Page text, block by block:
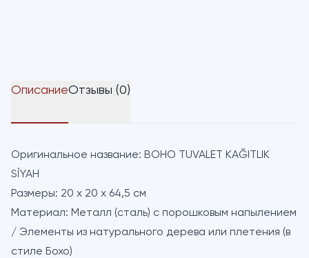
ОписаниеОтзывы (0)
Оригинальное название: BOHO TUVALET KAĞITLIK
SİYAH
Размеры: 20 x 20 x 64,5 см
Материал: Металл (сталь) с порошковым напылением
/ Элементы из натурального дерева или плетения (в
стиле Бохо)